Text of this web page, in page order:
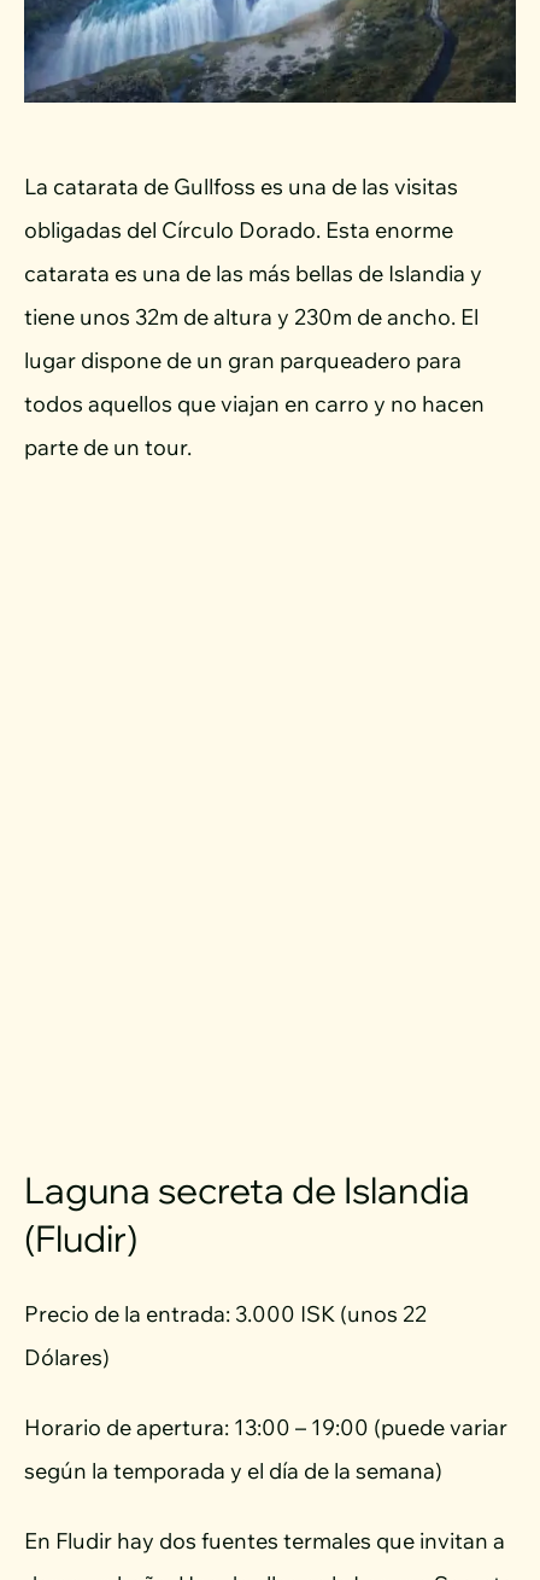
La catarata de Gullfoss es una de las visitas
obligadas del Círculo Dorado. Esta enorme
catarata es una de las más bellas de Islandia y
tiene unos 32m de altura y 230m de ancho. El
lugar dispone de un gran parqueadero para
todos aquellos que viajan en carro y no hacen
parte de un tour.
Laguna secreta de Islandia
(Fludir)
Precio de la entrada: 3.000 ISK (unos 22
Dólares)
Horario de apertura: 13:00 – 19:00 (puede variar
según la temporada y el día de la semana)
En Fludir hay dos fuentes termales que invitan a